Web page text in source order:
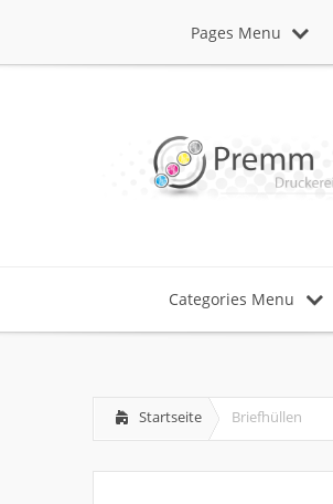
Pages Menu
Categories Menu
Startseite Briefhüllen